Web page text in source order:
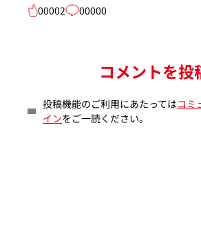
00002
00000
コメントを投
投稿機能のご利用にあたってはコミ
インをご一読ください。